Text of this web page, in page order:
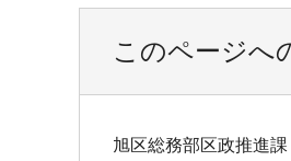
このページへ
旭区総務部区政推進課